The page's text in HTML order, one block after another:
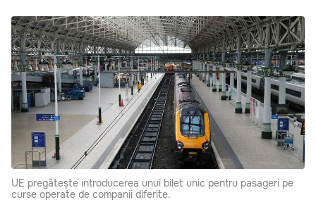
UE pregătește introducerea unui bilet unic pentru pasageri pe
curse operate de companii diferite.